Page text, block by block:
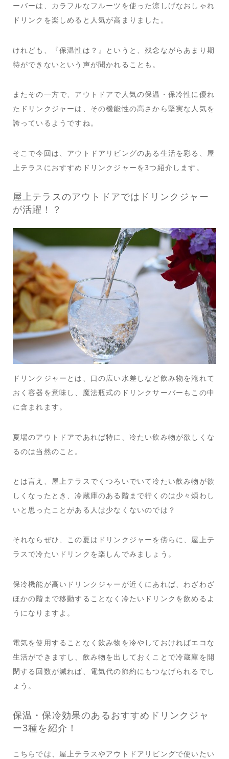
ーバーは、カラフルなフルーツを使った涼しげなおしゃれ
ドリンクを楽しめると人気が高まりました。
けれども、『保温性は？』というと、残念ながらあまり期
待ができないという声が聞かれることも。
またその一方で、アウトドアで人気の保温・保冷性に優れ
たドリンクジャーは、その機能性の高さから堅実な人気を
誇っているようですね。
そこで今回は、アウトドアリビングのある生活を彩る、屋
上テラスにおすすめドリンクジャーを3つ紹介します。
屋上テラスのアウトドアではドリンクジャー
が活躍！？
ドリンクジャーとは、口の広い水差しなど飲み物を淹れて
おく容器を意味し、魔法瓶式のドリンクサーバーもこの中
に含まれます。
夏場のアウトドアであれば特に、冷たい飲み物が欲しくな
るのは当然のこと。
とは言え、屋上テラスでくつろいでいて冷たい飲み物が欲
しくなったとき、冷蔵庫のある階まで行くのは少々煩わし
いと思ったことがある人は少なくないのでは？
それならぜひ、この夏はドリンクジャーを傍らに、屋上テ
ラスで冷たいドリンクを楽しんでみましょう。
保冷機能が高いドリンクジャーが近くにあれば、わざわざ
ほかの階まで移動することなく冷たいドリンクを飲めるよ
うになりますよ。
電気を使用することなく飲み物を冷やしておければエコな
生活ができますし、飲み物を出しておくことで冷蔵庫を開
閉する回数が減れば、電気代の節約にもつなげられるでし
ょう。
保温・保冷効果のあるおすすめドリンクジャ
ー3種を紹介！
こちらでは、屋上テラスやアウトドアリビングで使いたい